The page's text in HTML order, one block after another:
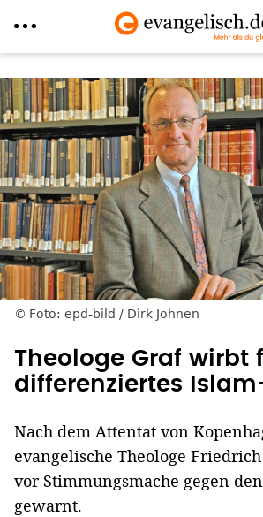
zum
Inhalt
Foto: epd-bild / Dirk Johnen
Theologe Graf wirbt
differenziertes
Nach dem Attentat von
evangelische Theologe
vor Stimmungsmache gegen
gewarnt.